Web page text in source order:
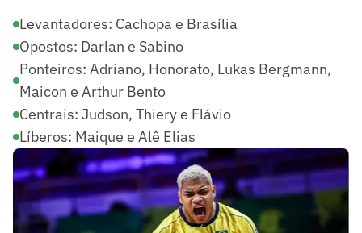
Levantadores: Cachopa e Brasília
Opostos: Darlan e Sabino
Ponteiros: Adriano, Honorato, Lukas Bergmann,
Maicon e Arthur Bento
Centrais: Judson, Thiery e Flávio
Líberos: Maique e Alê Elias